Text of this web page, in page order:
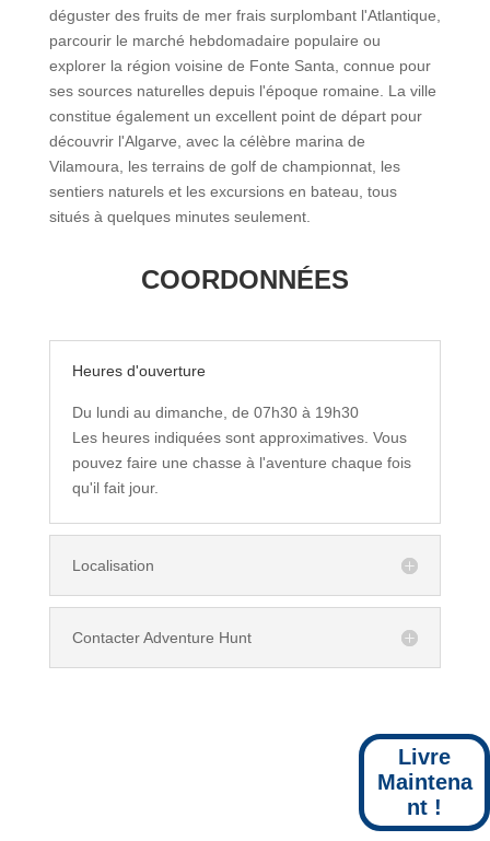
déguster des fruits de mer frais surplombant l'Atlantique,
parcourir le marché hebdomadaire populaire ou
explorer la région voisine de Fonte Santa, connue pour
ses sources naturelles depuis l'époque romaine. La ville
constitue également un excellent point de départ pour
découvrir l'Algarve, avec la célèbre marina de
Vilamoura, les terrains de golf de championnat, les
sentiers naturels et les excursions en bateau, tous
situés à quelques minutes seulement.
COORDONNÉES
Heures d'ouverture
Du lundi au dimanche, de 07h30 à 19h30
Les heures indiquées sont approximatives. Vous
pouvez faire une chasse à l'aventure chaque fois
qu'il fait jour.
Localisation
Contacter Adventure Hunt
Livre
Maintena
nt !